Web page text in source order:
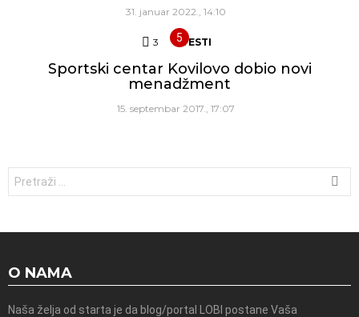
31. januar 2022., 14:10
3 Komentara
VESTI
Sportski centar Kovilovo dobio novi
menadžment
15. septembar 2017., 17:07
O NAMA
Naša želja od starta je da blog/portal LOBI postane Vaša